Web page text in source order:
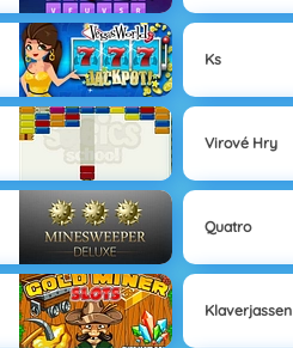
Ks
Virové Hry
Quatro
Klaverjassen